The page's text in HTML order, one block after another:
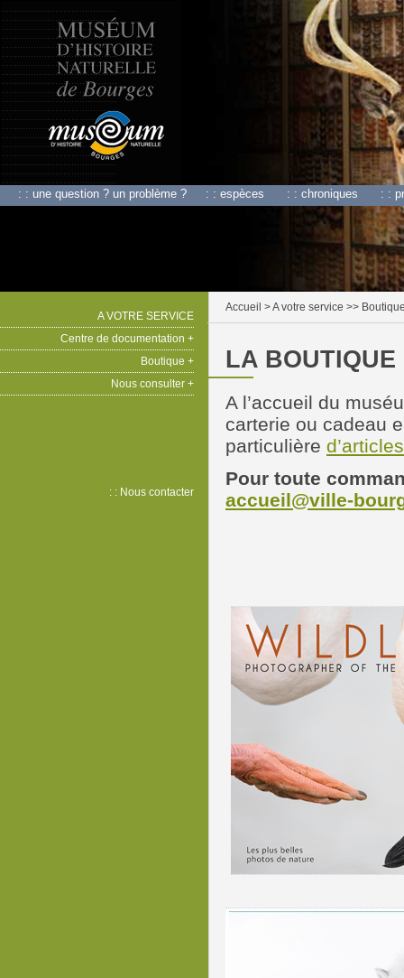
: : une question ? un problème ? : : espèces : : chroniques : :
A VOTRE SERVICE
Centre de documentation +
Boutique +
Nous consulter +
: : Nous contacter
Accueil > A votre service >>
LA BOUTIQUE
A l’accueil du
carterie ou cadeau
particulière
Pour toute
accueil@ville-